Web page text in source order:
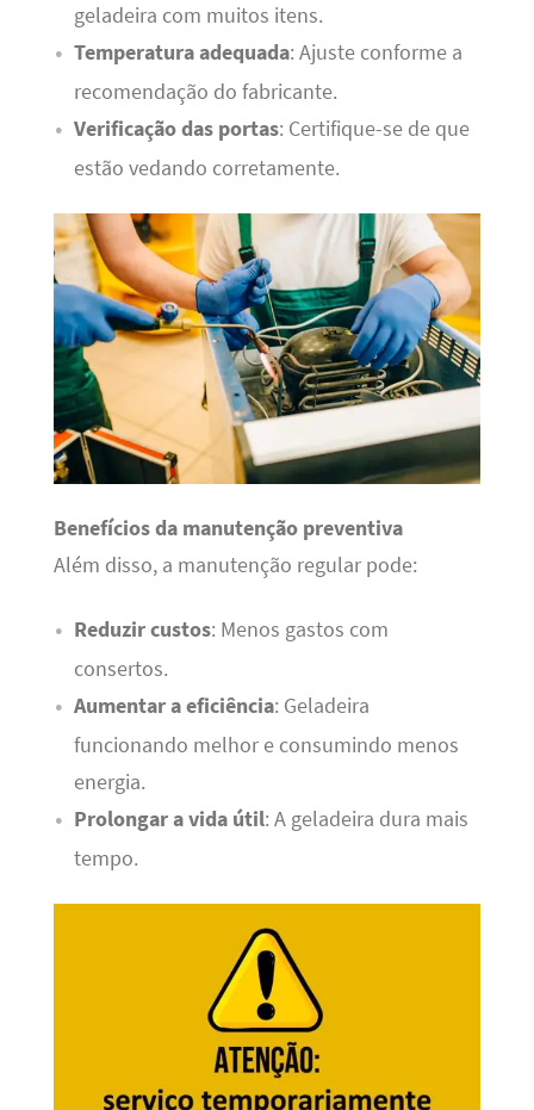
geladeira com muitos itens.
Temperatura adequada: Ajuste conforme a
recomendação do fabricante.
Verificação das portas: Certifique-se de que
estão vedando corretamente.
Benefícios da manutenção preventiva
Além disso, a manutenção regular pode:
Reduzir custos: Menos gastos com
consertos.
Aumentar a eficiência: Geladeira
funcionando melhor e consumindo menos
energia.
Prolongar a vida útil: A geladeira dura mais
tempo.